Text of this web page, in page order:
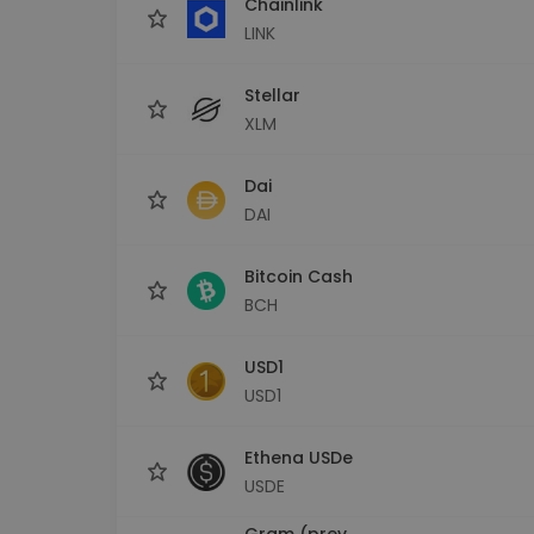
LINK
Stellar
XLM
Dai
DAI
Bitcoin Cash
BCH
USD1
USD1
Ethena USDe
USDE